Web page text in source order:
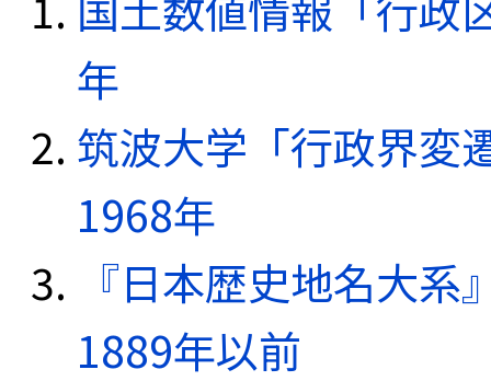
年
筑波大学「行政界変
1968年
『日本歴史地名大
1889年以前